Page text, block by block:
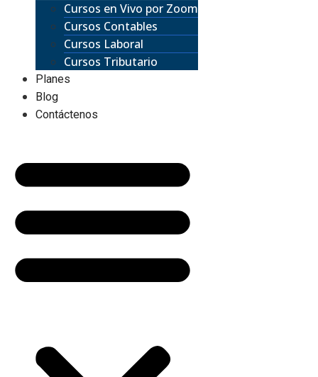
Cursos en Vivo por Zoom
Cursos Contables
Cursos Laboral
Cursos Tributario
Planes
Blog
Contáctenos